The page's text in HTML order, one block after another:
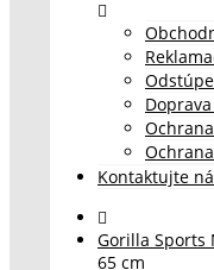
Kontaktujte
Gorilla Sports
65 cm